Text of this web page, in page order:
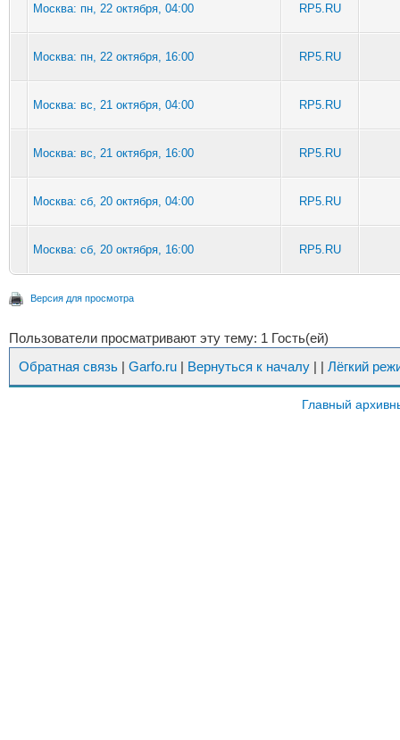
Москва: пн, 22 октября, 04:00 RP5.RU
Москва: пн, 22 октября, 16:00 RP5.RU
Москва: вс, 21 октября, 04:00 RP5.RU
Москва: вс, 21 октября, 16:00 RP5.RU
Москва: сб, 20 октября, 04:00 RP5.RU
Москва: сб, 20 октября, 16:00 RP5.RU
Версия для просмотра
Пользователи просматривают эту тему: 1 Гость(ей)
Обратная связь | Garfo.ru | Вернуться к началу | | Лёгкий
Главный